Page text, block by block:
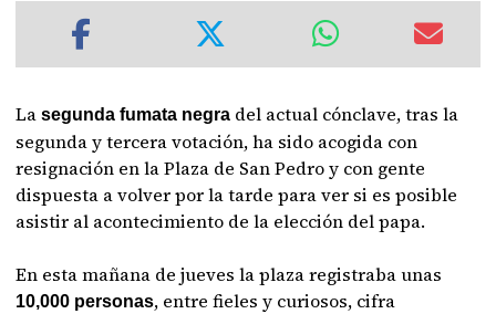
Lasegunda fumata negra del actual cónclave, tras la
segunda y tercera votación, ha sido acogida con
resignación en la Plaza de San Pedro y con gente
dispuesta a volver por la tarde para ver si es posible
asistir al acontecimiento de la elección del papa.
En esta mañana de jueves la plaza registraba unas
10,000 personas, entre fieles y curiosos, cifra